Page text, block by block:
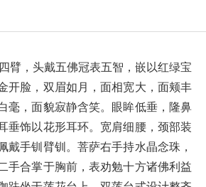
臂，头戴五佛冠表五智，嵌以红绿宝
开脸，双眉如月，面相宽大，面颊丰
毫，面貌寂静含笑。眼眸低垂，隆鼻
垂饰以花形耳环。宽肩细腰，颈部装
戴手钏臂钏。菩萨右手持水晶念珠，
手合掌于胸前，表劝勉十方诸佛利益